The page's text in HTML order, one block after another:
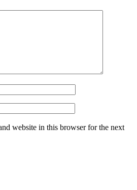
website in this browser for the next